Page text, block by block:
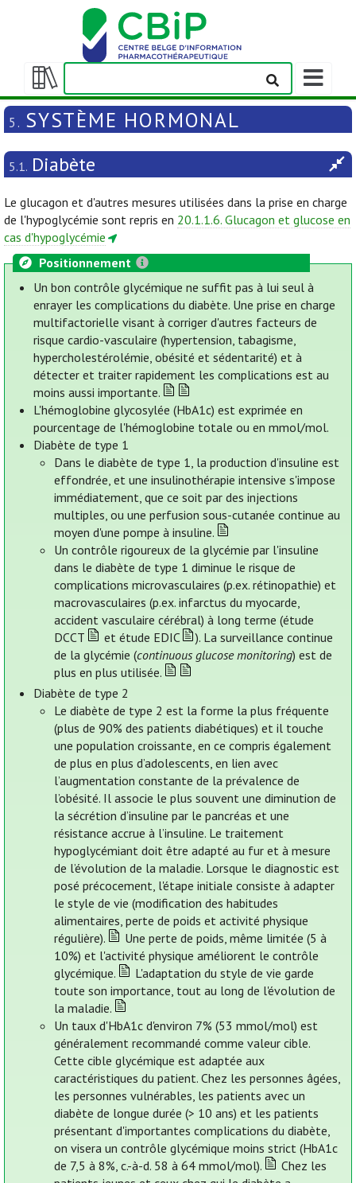
Afficher/masquer
la
table
matières
Afficher/
la
barre
navigation
5. SYSTÈME HORMONAL
5.1. Diabète
Le glucagon et d'autres mesures utilisées dans la prise en charge
de l'hypoglycémie sont repris en 20.1.1.6. Glucagon et glucose en
cas d'hypoglycémie
Positionnement
Un bon contrôle glycémique ne suffit pas à lui seul à
enrayer les complications du diabète. Une prise en charge
multifactorielle visant à corriger d'autres facteurs de
risque cardio-vasculaire (hypertension, tabagisme,
hypercholestérolémie, obésité et sédentarité) et à
détecter et traiter rapidement les complications est au
moins aussi importante.
L'hémoglobine glycosylée (HbA1c) est exprimée en
pourcentage de l'hémoglobine totale ou en mmol/mol.
Diabète de type 1
Dans le diabète de type 1, la production d'insuline est
effondrée, et une insulinothérapie intensive s'impose
immédiatement, que ce soit par des injections
multiples, ou une perfusion sous-cutanée continue au
moyen d'une pompe à insuline.
Un contrôle rigoureux de la glycémie par l'insuline
dans le diabète de type 1 diminue le risque de
complications microvasculaires (p.ex. rétinopathie) et
macrovasculaires (p.ex. infarctus du myocarde,
accident vasculaire cérébral) à long terme (étude
DCCT
et étude EDIC
). La surveillance continue
de la glycémie (continuous glucose monitoring) est de
plus en plus utilisée.
Diabète de type 2
Le diabète de type 2 est la forme la plus fréquente
(plus de 90% des patients diabétiques) et il touche
une population croissante, en ce compris également
de plus en plus d’adolescents, en lien avec
l’augmentation constante de la prévalence de
l’obésité. Il associe le plus souvent une diminution de
la sécrétion d’insuline par le pancréas et une
résistance accrue à l’insuline. Le traitement
hypoglycémiant doit être adapté au fur et à mesure
de l’évolution de la maladie. Lorsque le diagnostic est
posé précocement, l'étape initiale consiste à adapter
le style de vie (modification des habitudes
alimentaires, perte de poids et activité physique
régulière).
Une perte de poids, même limitée (5 à
10%) et l'activité physique améliorent le contrôle
glycémique.
L'adaptation du style de vie garde
toute son importance, tout au long de l'évolution de
la maladie.
Un taux d'HbA1c d'environ 7% (53 mmol/mol) est
généralement recommandé comme valeur cible.
Cette cible glycémique est adaptée aux
caractéristiques du patient. Chez les personnes âgées,
les personnes vulnérables, les patients avec un
diabète de longue durée (> 10 ans) et les patients
présentant d'importantes complications du diabète,
on visera un contrôle glycémique moins strict (HbA1c
de 7,5 à 8%, c.-à-d. 58 à 64 mmol/mol).
Chez les